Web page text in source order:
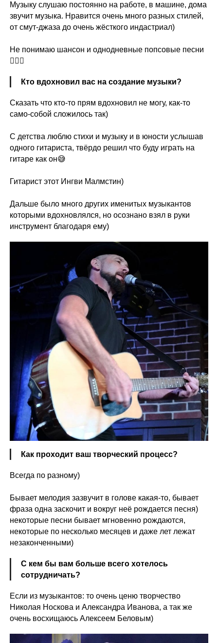
Музыку слушаю постоянно на работе, в машине, дома
звучит музыка. Нравится очень много разных стилей,
от смут-джаза до очень жёсткого индастриал)
Не понимаю шансон и однодневные попсовые песни
🤷🏻‍♂️
Кто вдохновил вас на создание музыки?
Сказать что кто-то прям вдохновил не могу, как-то
само-собой сложилось так)
С детства люблю стихи и музыку и в юности услышав
одного гитариста, твёрдо решил что буду играть на
гитаре как он😅
Гитарист этот Ингви Малмстин)
Дальше было много других именитых музыкантов
которыми вдохновлялся, но осознано взял в руки
инструмент благодаря ему)
Как проходит ваш творческий процесс?
Всегда по разному)
Бывает мелодия зазвучит в голове какая-то, бывает
фраза одна заскочит и вокруг неё рождается песня)
некоторые песни бывает мгновенно рождаются,
некоторые по несколько месяцев и даже лет лежат
незаконченными)
С кем бы вам больше всего хотелось
сотрудничать?
Если из музыкантов: то очень ценю творчество
Николая Носкова и Александра Иванова, а так же
очень восхищаюсь Алексеем Беловым)